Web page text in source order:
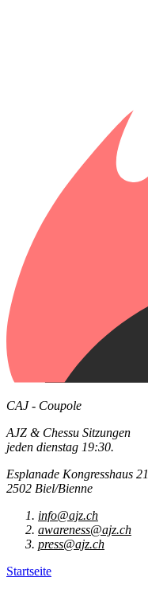
CAJ - Coupole
AJZ & Chessu Sitzungen
jeden dienstag 19:30.
Esplanade Kongresshaus 21
2502 Biel/Bienne
info@ajz.ch
awareness@ajz.ch
press@ajz.ch
Startseite